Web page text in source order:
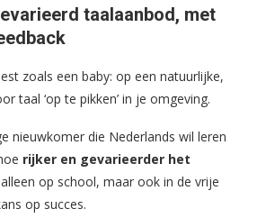
taalaanbod, met
zoals een baby: op een natuurlijke,
taal ‘op te pikken’ in je omgeving.
nieuwkomer die Nederlands wil leren
rijker en gevarieerder het
op school, maar ook in de vrije
op succes.